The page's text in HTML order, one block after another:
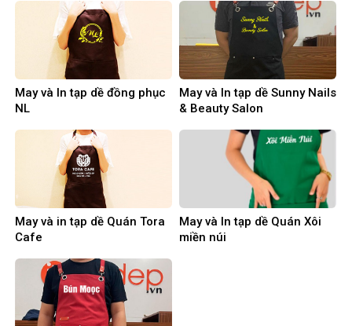
May và In tạp dề đồng phục
NL
May và In tạp dề Sunny Nails
& Beauty Salon
May và in tạp dề Quán Tora
Cafe
May và In tạp dề Quán Xôi
miền núi